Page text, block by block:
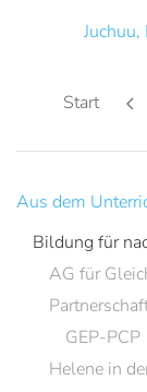
Start
Aus dem
Bildung für
AG für
GEP-PCP
Helene in